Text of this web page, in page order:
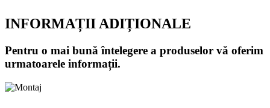
INFORMAȚII ADIȚIONALE
Pentru o mai bună întelegere a produselor vă oferim
urmatoarele informații.